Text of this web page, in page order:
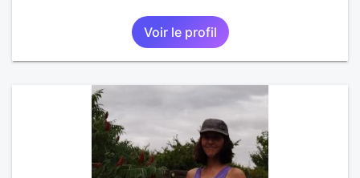
Voir le profil